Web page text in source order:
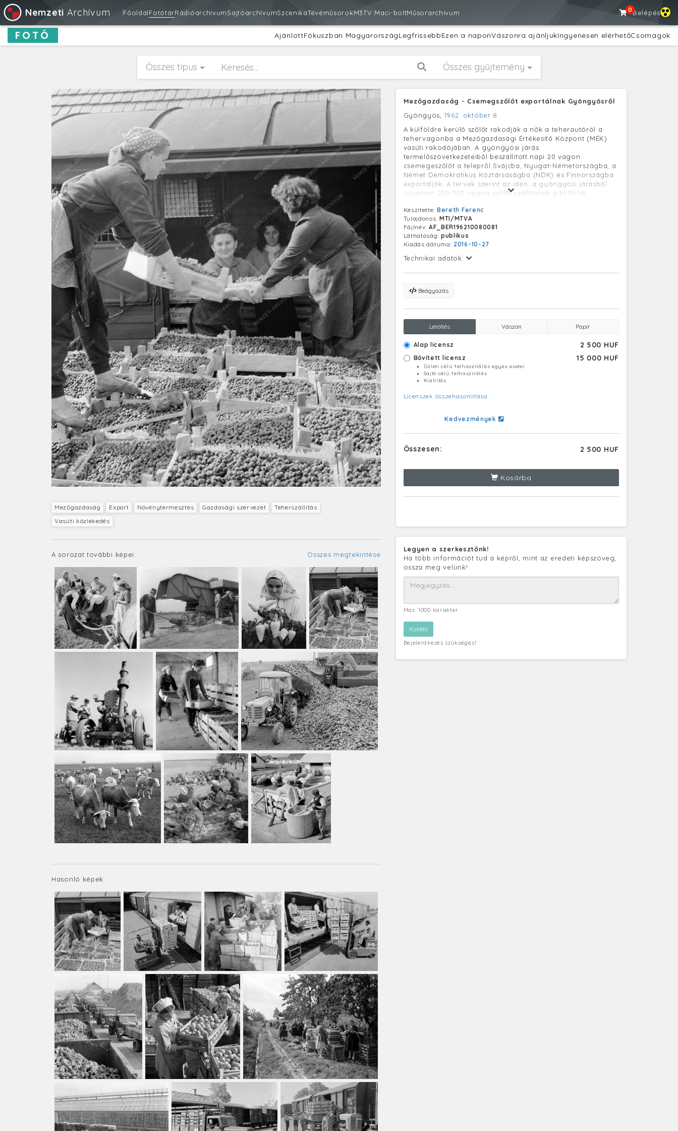
Nemzeti Archívum FőoldalFotótárRádióarchívumSajtóarchívumSzcenikaTévéműsorokM3TV Maci-boltMűsorarchívum 0Belépés
FOTÓ AjánlottFókuszban MagyarországLegfrissebbEzen a naponVászonra ajánljukIngyenesen elérhetőCsomagok
Összes típus Összes gyűjtemény
Mezőgazdaság Export Növénytermesztés Gazdasági szervezet
Teherszállítás
Vasúti közlekedés
A sorozat további képei: Összes megtekintése
Hasonló képek:
Mezőgazdaság - Csemegszőlőt exportálnak Gyöngyösről
Gyöngyös, 1962. október 8.
A külföldre kerülő szőlőt rakodják a nők a teherautóról a
tehervagonba a Mezőgazdasági Értékesítő Központ (MÉK)
vasúti rakodójában. A gyöngyösi járás
termelőszövetkezeteiből beszállított napi 20 vagon
csemegeszőlőt a telepről Svájcba, Nyugat-Németországba, a
Német Demokratikus Köztársaságba (NDK) és Finnországba
exportálják. A tervek szerint az idén, a gyöngyösi járásból
összesen 250-300 vagon szőlőt szállítanak a külföldi
Készítette: Bereth Ferenc
Tulajdonos: MTI/MTVA
Fájlnév: AF_BER196210080081
Láthatóság: publikus
Kiadás dátuma: 2016-10-27
Technikai adatok:
Beágyazás
Letöltés Vászon Papír
Alap licensz 2 500 HUF
Bővített licensz 15 000 HUF
Üzleti célú felhasználás egyes esetei
Sajtó célú felhasználás
Kiállítás
Licenszek összehasonlítása
Kedvezmények
Összesen: 2 500 HUF
Kosárba
Legyen a szerkesztőnk!
Ha több információt tud a képről, mint az eredeti képszöveg,
ossza meg velünk!
Max. 1000 karakter
Bejelentkezés szükséges!